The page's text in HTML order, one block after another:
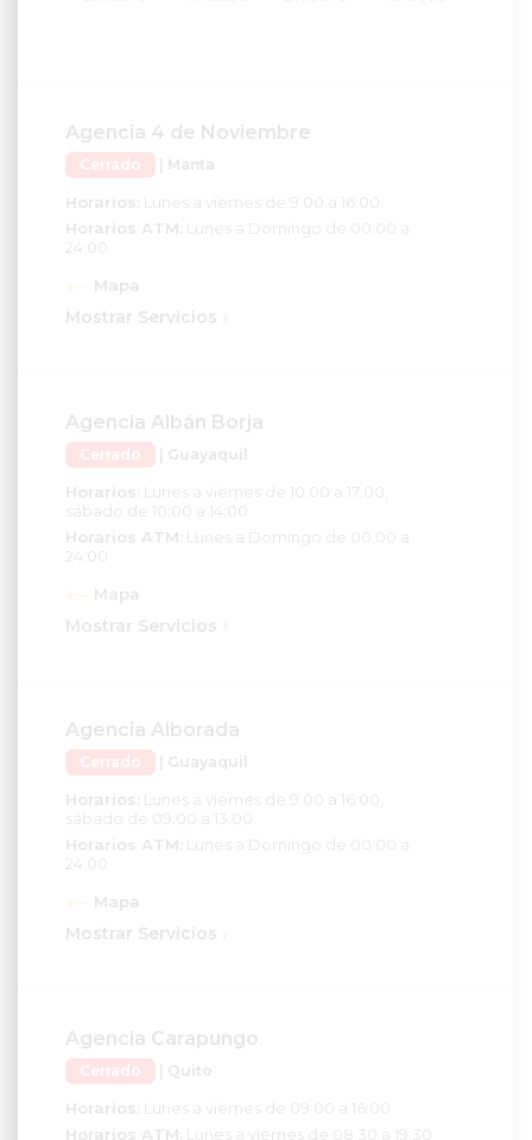
Agencia 4 de Noviembre
Cerrado | Manta
Horarios:
Lunes a viernes de 9:00 a 16:00
Horarios ATM: Lunes a Domingo de 00:00 a
24:00
Mapa
Mostrar Servicios
Agencia Albán Borja
Cerrado | Guayaquil
Horarios:
Lunes a viernes de 10:00 a 17:00,
sábado de 10:00 a 14:00
Horarios ATM: Lunes a Domingo de 00:00 a
24:00
Mapa
Mostrar Servicios
Agencia Alborada
Cerrado | Guayaquil
Horarios:
Lunes a viernes de 9:00 a 16:00,
sábado de 09:00 a 13:00
Horarios ATM: Lunes a Domingo de 00:00 a
24:00
Mapa
Mostrar Servicios
Agencia Carapungo
Cerrado | Quito
Horarios:
Lunes a viernes de 09:00 a 16:00
Horarios ATM: Lunes a viernes de 08:30 a 19:30